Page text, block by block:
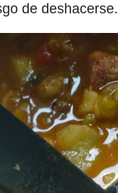
de deshacerse.